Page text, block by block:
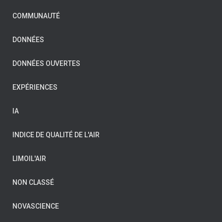
COMMUNAUTÉ
DONNÉES
DONNÉES OUVERTES
EXPÉRIENCES
IA
INDICE DE QUALITÉ DE L'AIR
LIMOIL'AIR
NON CLASSÉ
NOVASCIENCE